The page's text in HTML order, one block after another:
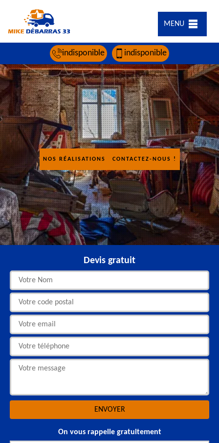
MENU
indisponible indisponible
NOS RÉALISATIONS CONTACTEZ-NOUS !
Devis gratuit
On vous rappelle gratuitement